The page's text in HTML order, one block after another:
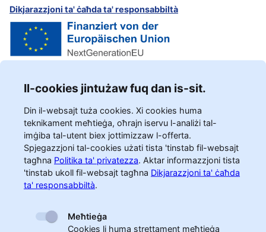
Dikjarazzjoni ta' ċaħda ta' responsabbiltà
Il-cookies jintużaw fuq dan is-sit.
Din il-websajt tuża cookies. Xi cookies huma
teknikament meħtieġa, oħrajn iservu l-analiżi tal-
imġiba tal-utent biex jottimizzaw l-offerta.
Spjegazzjoni tal-cookies użati tista 'tinstab fil-websajt
tagħna Politika ta' privatezza. Aktar informazzjoni tista
'tinstab ukoll fil-websajt tagħna Dikjarazzjoni ta' ċaħda
ta' responsabbiltà.
Meħtieġa
Cookies li huma strettament meħtieġa